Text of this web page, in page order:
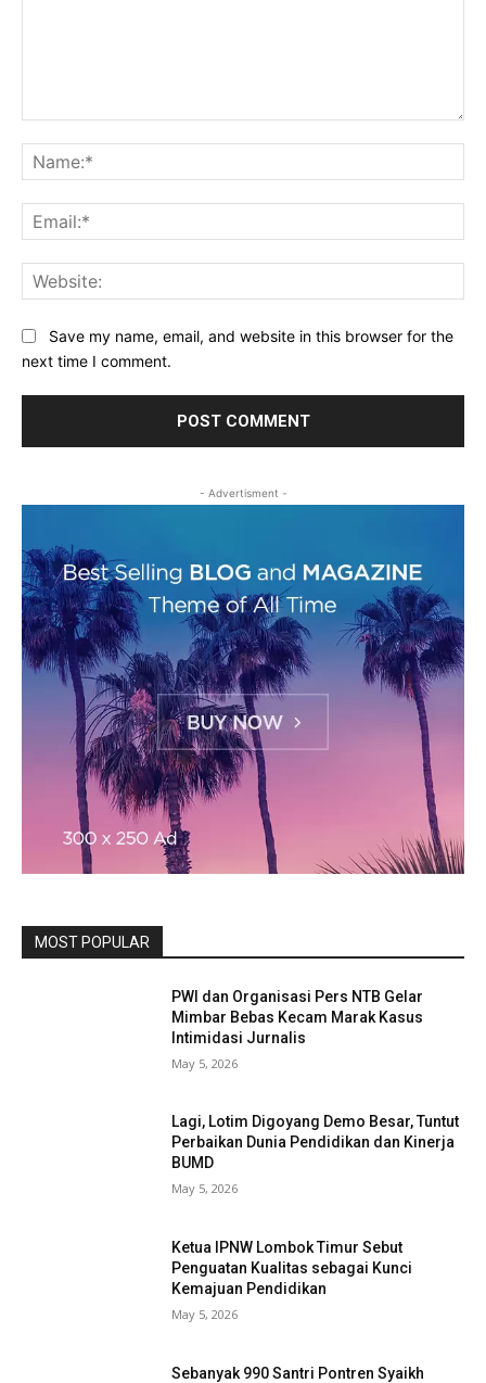
Save my name, email, and website in this browser for the
next time I comment.
- Advertisment -
MOST POPULAR
PWI dan Organisasi Pers NTB Gelar
Mimbar Bebas Kecam Marak Kasus
Intimidasi Jurnalis
May 5, 2026
Lagi, Lotim Digoyang Demo Besar, Tuntut
Perbaikan Dunia Pendidikan dan Kinerja
BUMD
May 5, 2026
Ketua IPNW Lombok Timur Sebut
Penguatan Kualitas sebagai Kunci
Kemajuan Pendidikan
May 5, 2026
Sebanyak 990 Santri Pontren Syaikh